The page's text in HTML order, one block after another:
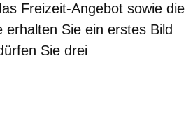
Freizeit-Angebot sowie die
Sie ein erstes Bild
Sie drei